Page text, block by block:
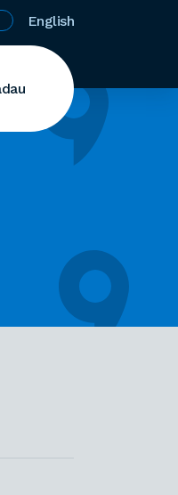
English